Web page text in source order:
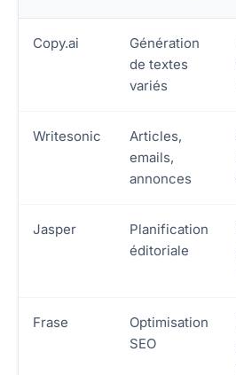
Copy.ai
Génération
de textes
variés
Writesonic
Articles,
emails,
annonces
Jasper
Planification
éditoriale
Frase
Optimisation
SEO